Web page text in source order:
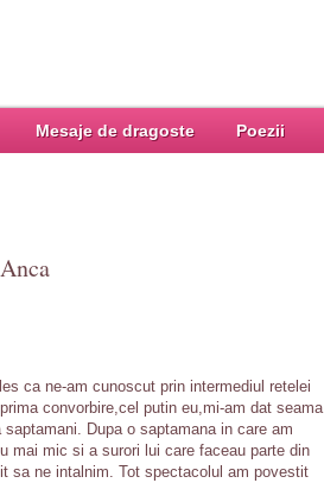
Mesaje de dragoste Poezii
ca ne-am cunoscut prin intermediul retelei
convorbire,cel putin eu,mi-am dat seama
Dupa o saptamana in care am
mai mic si a surori lui care faceau parte din
sa ne intalnim. Tot spectacolul am povestit